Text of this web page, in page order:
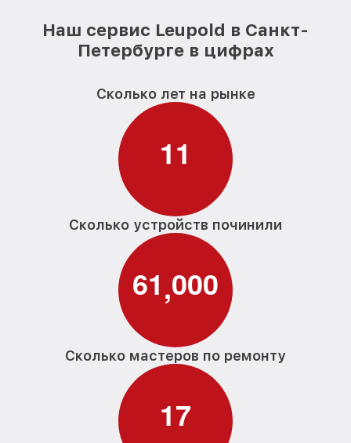
Наш сервис Leupold в Санкт-
Петербурге в цифрах
Сколько лет на рынке
11
Сколько устройств починили
61,000
Сколько мастеров по ремонту
17